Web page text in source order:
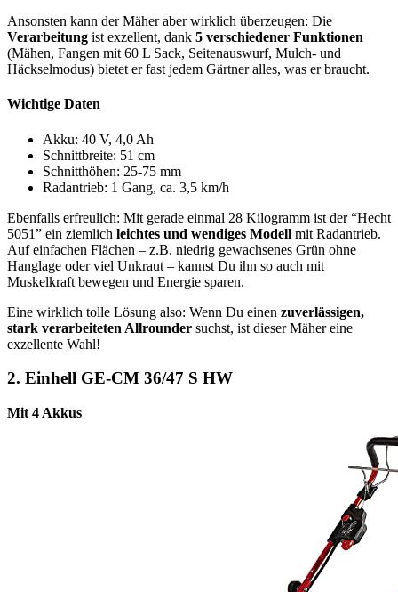
Ansonsten kann der Mäher aber wirklich überzeugen: Die
Verarbeitung ist exzellent, dank 5 verschiedener Funktionen
(Mähen, Fangen mit 60 L Sack, Seitenauswurf, Mulch- und
Häckselmodus) bietet er fast jedem Gärtner alles, was er braucht.
Wichtige Daten
Akku: 40 V, 4,0 Ah
Schnittbreite: 51 cm
Schnitthöhen: 25-75 mm
Radantrieb: 1 Gang, ca. 3,5 km/h
Ebenfalls erfreulich: Mit gerade einmal 28 Kilogramm ist der “Hecht
5051” ein ziemlich leichtes und wendiges Modell mit Radantrieb.
Auf einfachen Flächen – z.B. niedrig gewachsenes Grün ohne
Hanglage oder viel Unkraut – kannst Du ihn so auch mit
Muskelkraft bewegen und Energie sparen.
Eine wirklich tolle Lösung also: Wenn Du einen zuverlässigen,
stark verarbeiteten Allrounder suchst, ist dieser Mäher eine
exzellente Wahl!
2. Einhell GE-CM 36/47 S HW
Mit 4 Akkus